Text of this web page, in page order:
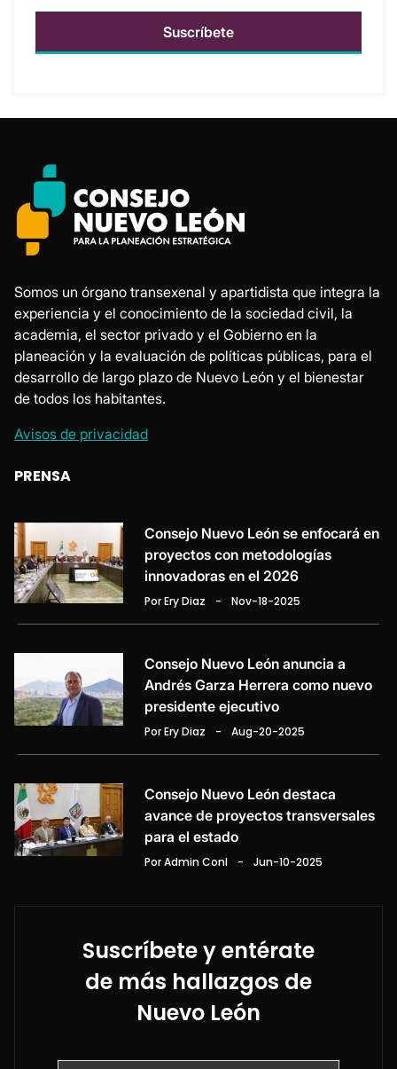
Somos un órgano transexenal y apartidista que integra la
experiencia y el conocimiento de la sociedad civil, la
academia, el sector privado y el Gobierno en la
planeación y la evaluación de políticas públicas, para el
desarrollo de largo plazo de Nuevo León y el bienestar
de todos los habitantes.
Avisos de privacidad
PRENSA
Consejo Nuevo León se enfocará en
proyectos con metodologías
innovadoras en el 2026
Por Ery Diaz - Nov-18-2025
Consejo Nuevo León anuncia a
Andrés Garza Herrera como nuevo
presidente ejecutivo
Por Ery Diaz - Aug-20-2025
Consejo Nuevo León destaca
avance de proyectos transversales
para el estado
Por Admin Conl - Jun-10-2025
Suscríbete y entérate
de más hallazgos de
Nuevo León